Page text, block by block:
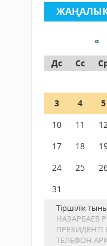
«
Дс
Сс
3
4 5
10
11 12
17
18
24
25
31
Тіршілік
НАЗАРБАЕВ
ТЕЛЕФОН